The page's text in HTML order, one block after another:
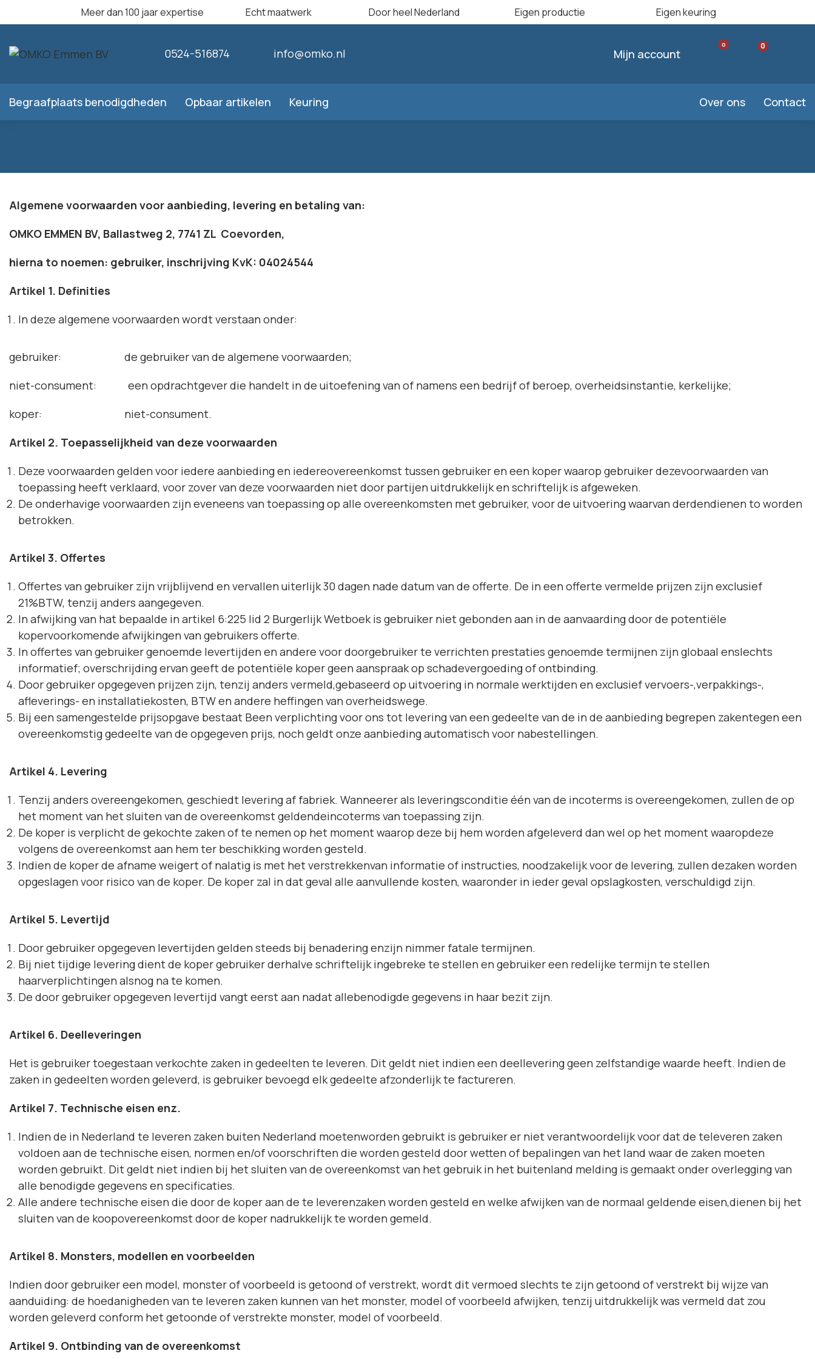
Meer dan 100 jaar expertise Echt maatwerk Door heel Nederland Eigen productie Eigen keuring
0524-516874 info@omko.nl Mijn account
0 0
Begraafplaats benodigdheden Opbaar artikelen Keuring Over ons Contact
Algemene voorwaarden
Algemene voorwaarden voor aanbieding, levering en betaling van:
OMKO EMMEN BV, Ballastweg 2, 7741 ZL Coevorden,
hierna to noemen: gebruiker, inschrijving KvK: 04024544
Artikel 1. Definities
In deze algemene voorwaarden wordt verstaan onder:
gebruiker: de gebruiker van de algemene voorwaarden;
niet-consument: een opdrachtgever die handelt in de uitoefening van of namens een bedrijf of beroep, overheidsinstantie, kerkelijke;
koper: niet-consument.
Artikel 2. Toepasselijkheid van deze voorwaarden
Deze voorwaarden gelden voor iedere aanbieding en iedereovereenkomst tussen gebruiker en een koper waarop gebruiker dezevoorwaarden van
toepassing heeft verklaard, voor zover van deze voorwaarden niet door partijen uitdrukkelijk en schriftelijk is afgeweken.
De onderhavige voorwaarden zijn eveneens van toepassing op alle overeenkomsten met gebruiker, voor de uitvoering waarvan derdendienen to worden
betrokken.
Artikel 3. Offertes
Offertes van gebruiker zijn vrijblijvend en vervallen uiterlijk 30 dagen nade datum van de offerte. De in een offerte vermelde prijzen zijn exclusief
21%BTW, tenzij anders aangegeven.
In afwijking van hat bepaalde in artikel 6:225 lid 2 Burgerlijk Wetboek is gebruiker niet gebonden aan in de aanvaarding door de potentiële
kopervoorkomende afwijkingen van gebruikers offerte.
In offertes van gebruiker genoemde levertijden en andere voor doorgebruiker te verrichten prestaties genoemde termijnen zijn globaal enslechts
informatief; overschrijding ervan geeft de potentiële koper geen aanspraak op schadevergoeding of ontbinding.
Door gebruiker opgegeven prijzen zijn, tenzij anders vermeld,gebaseerd op uitvoering in normale werktijden en exclusief vervoers-,verpakkings-,
afleverings- en installatiekosten, BTW en andere heffingen van overheidswege.
Bij een samengestelde prijsopgave bestaat Been verplichting voor ons tot levering van een gedeelte van de in de aanbieding begrepen zakentegen een
overeenkomstig gedeelte van de opgegeven prijs, noch geldt onze aanbieding automatisch voor nabestellingen.
Artikel 4. Levering
Tenzij anders overeengekomen, geschiedt levering af fabriek. Wanneerer als leveringsconditie één van de incoterms is overeengekomen, zullen de op
het moment van het sluiten van de overeenkomst geldendeincoterms van toepassing zijn.
De koper is verplicht de gekochte zaken of te nemen op het moment waarop deze bij hem worden afgeleverd dan wel op het moment waaropdeze
volgens de overeenkomst aan hem ter beschikking worden gesteld.
Indien de koper de afname weigert of nalatig is met het verstrekkenvan informatie of instructies, noodzakelijk voor de levering, zullen dezaken worden
opgeslagen voor risico van de koper. De koper zal in dat geval alle aanvullende kosten, waaronder in ieder geval opslagkosten, verschuldigd zijn.
Artikel 5. Levertijd
Door gebruiker opgegeven levertijden gelden steeds bij benadering enzijn nimmer fatale termijnen.
Bij niet tijdige levering dient de koper gebruiker derhalve schriftelijk ingebreke te stellen en gebruiker een redelijke termijn te stellen
haarverplichtingen alsnog na te komen.
De door gebruiker opgegeven levertijd vangt eerst aan nadat allebenodigde gegevens in haar bezit zijn.
Artikel 6. Deelleveringen
Het is gebruiker toegestaan verkochte zaken in gedeelten te leveren. Dit geldt niet indien een deellevering geen zelfstandige waarde heeft. Indien de
zaken in gedeelten worden geleverd, is gebruiker bevoegd elk gedeelte afzonderlijk te factureren.
Artikel 7. Technische eisen enz.
Indien de in Nederland te leveren zaken buiten Nederland moetenworden gebruikt is gebruiker er niet verantwoordelijk voor dat de televeren zaken
voldoen aan de technische eisen, normen en/of voorschriften die worden gesteld door wetten of bepalingen van het land waar de zaken moeten
worden gebruikt. Dit geldt niet indien bij het sluiten van de overeenkomst van het gebruik in het buitenland melding is gemaakt onder overlegging van
alle benodigde gegevens en specificaties.
Alle andere technische eisen die door de koper aan de te leverenzaken worden gesteld en welke afwijken van de normaal geldende eisen,dienen bij het
sluiten van de koopovereenkomst door de koper nadrukkelijk te worden gemeld.
Artikel 8. Monsters, modellen en voorbeelden
Indien door gebruiker een model, monster of voorbeeld is getoond of verstrekt, wordt dit vermoed slechts te zijn getoond of verstrekt bij wijze van
aanduiding: de hoedanigheden van te leveren zaken kunnen van het monster, model of voorbeeld afwijken, tenzij uitdrukkelijk was vermeld dat zou
worden geleverd conform het getoonde of verstrekte monster, model of voorbeeld.
Artikel 9. Ontbinding van de overeenkomst